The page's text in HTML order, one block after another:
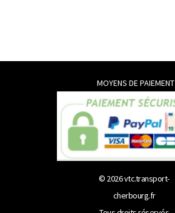
MOYENS DE PAIEMENT
© 2026vtc.transport-
cherbourg.fr